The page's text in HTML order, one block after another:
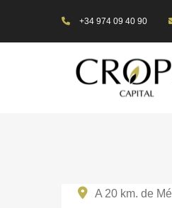
+34 974 09 40 90
A 20 km. de